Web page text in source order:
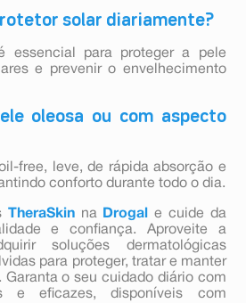
solar diariamente?
essencial para proteger a pele
e prevenir o envelhecimento
oleosa ou com aspecto
free, leve, de rápida absorção e
conforto durante todo o dia.
TheraSkin na Drogal
e cuide da
e confiança. Aproveite a
soluções dermatológicas
para proteger, tratar e manter
Garanta o seu cuidado diário com
e eficazes, disponíveis com